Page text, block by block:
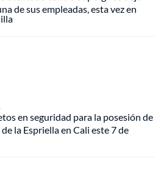
de sus empleadas, esta vez en
en seguridad para la posesión de
la Espriella en Cali este 7 de